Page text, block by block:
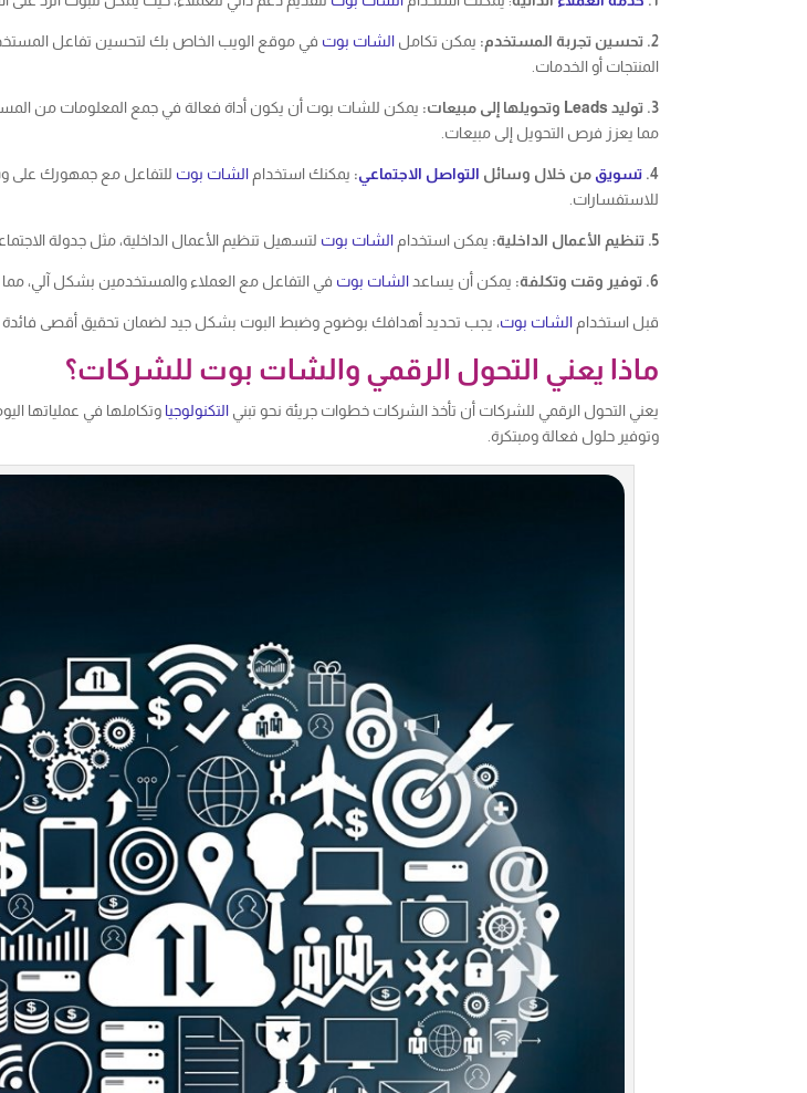
2. تحسين تجربة المستخدم: يمكن تكاملالشات بوت في موقع الويب الخاص بك لتحسين تفاعل
المنتجات أو الخدمات.
3. توليد Leads وتحويلها إلى مبيعات:
مما يعزز فرص التحويل إلى مبيعات.
4. تسويق من خلال وسائل التواصل الاجتماعي: يمكنك استخدامالشات بوت للتفاعل مع جمهورك على
للاستفسارات.
5. تنظيم الأعمال الداخلية: يمكن استخدامالشات بوت لتسهيل تنظيم الأعمال الداخلية، مثل جدولة
6. توفير وقت وتكلفة: يمكن أن يساعدالشات بوت في التفاعل مع العملاء والمستخدمين بشكل آلي، مما
قبل استخدامالشات بوت، يجب تحديد أهدافك بوضوح وضبط البوت بشكل جيد لضمان تحقيق أقصى فائدة
ماذا يعني التحول الرقمي والشات بوت للشركات؟
يعني التحول الرقمي للشركات أن تأخذ الشركات خطوات جريئة نحو تبنيالتكنولوجيا وتكاملها في عملياتها
وتوفير حلول فعالة ومبتكرة.